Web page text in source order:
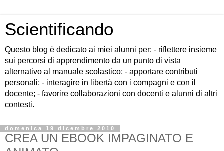
Scientificando
Questo blog è dedicato ai miei alunni per: - riflettere insieme
sui percorsi di apprendimento da un punto di vista
alternativo al manuale scolastico; - apportare contributi
personali; - interagire in libertà con i compagni e con il
docente; - favorire collaborazioni con docenti e alunni di altri
contesti.
domenica 19 dicembre 2010
CREA UN EBOOK IMPAGINATO E